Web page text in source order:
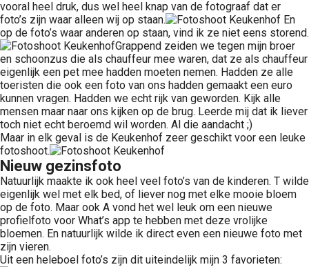
vooral heel druk, dus wel heel knap van de fotograaf dat er
foto’s zijn waar alleen wij op staan.
En
op de foto’s waar anderen op staan, vind ik ze niet eens storend.
Grappend zeiden we tegen mijn broer
en schoonzus die als chauffeur mee waren, dat ze als chauffeur
eigenlijk een pet mee hadden moeten nemen. Hadden ze alle
toeristen die ook een foto van ons hadden gemaakt een euro
kunnen vragen. Hadden we echt rijk van geworden. Kijk alle
mensen maar naar ons kijken op de brug. Leerde mij dat ik liever
toch niet echt beroemd wil worden. Al die aandacht ;)
Maar in elk geval is de Keukenhof zeer geschikt voor een leuke
fotoshoot.
Nieuw gezinsfoto
Natuurlijk maakte ik ook heel veel foto’s van de kinderen. T wilde
eigenlijk wel met elk bed, of liever nog met elke mooie bloem
op de foto. Maar ook A vond het wel leuk om een nieuwe
profielfoto voor What’s app te hebben met deze vrolijke
bloemen. En natuurlijk wilde ik direct even een nieuwe foto met
zijn vieren.
Uit een heleboel foto’s zijn dit uiteindelijk mijn 3 favorieten: